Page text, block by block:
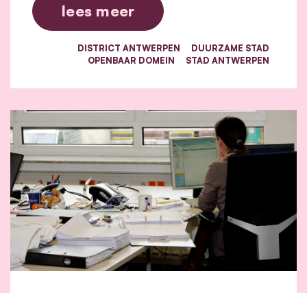
lees meer
DISTRICT ANTWERPEN
DUURZAME STAD
OPENBAAR DOMEIN
STAD ANTWERPEN